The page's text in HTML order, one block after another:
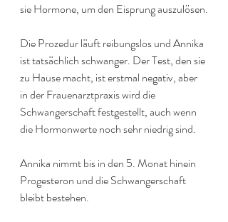
sie Hormone, um den Eisprung auszulösen.
Die Prozedur läuft reibungslos und Annika
ist tatsächlich schwanger. Der Test, den sie
zu Hause macht, ist erstmal negativ, aber
in der Frauenarztpraxis wird die
Schwangerschaft festgestellt, auch wenn
die Hormonwerte noch sehr niedrig sind.
Annika nimmt bis in den 5. Monat hinein
Progesteron und die Schwangerschaft
bleibt bestehen.